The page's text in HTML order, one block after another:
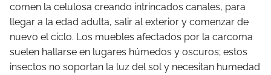
comen la celulosa creando intrincados canales, para
llegar a la edad adulta, salir al exterior y comenzar de
nuevo el ciclo. Los muebles afectados por la carcoma
suelen hallarse en lugares húmedos y oscuros; estos
insectos no soportan la luz del sol y necesitan humedad